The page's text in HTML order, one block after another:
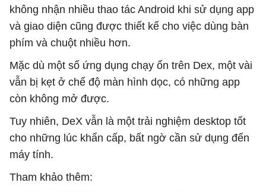
không nhận nhiều thao tác Android khi sử dụng app
và giao diện cũng được thiết kế cho việc dùng bàn
phím và chuột nhiều hơn.
Mặc dù một số ứng dụng chạy ổn trên Dex, một vài
vẫn bị kẹt ở chế độ màn hình dọc, có những app
còn không mở được.
Tuy nhiên, DeX vẫn là một trải nghiệm desktop tốt
cho những lúc khẩn cấp, bất ngờ cần sử dụng đến
máy tính.
Tham khảo thêm: